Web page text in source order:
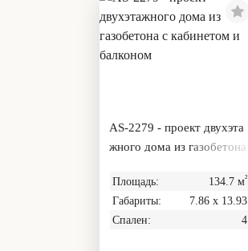
AS-2279 - проект двухэта
жного дома из газобетона
Площадь: 134.7 м²
Габариты:
7.86 х 13.93
Спален:
4